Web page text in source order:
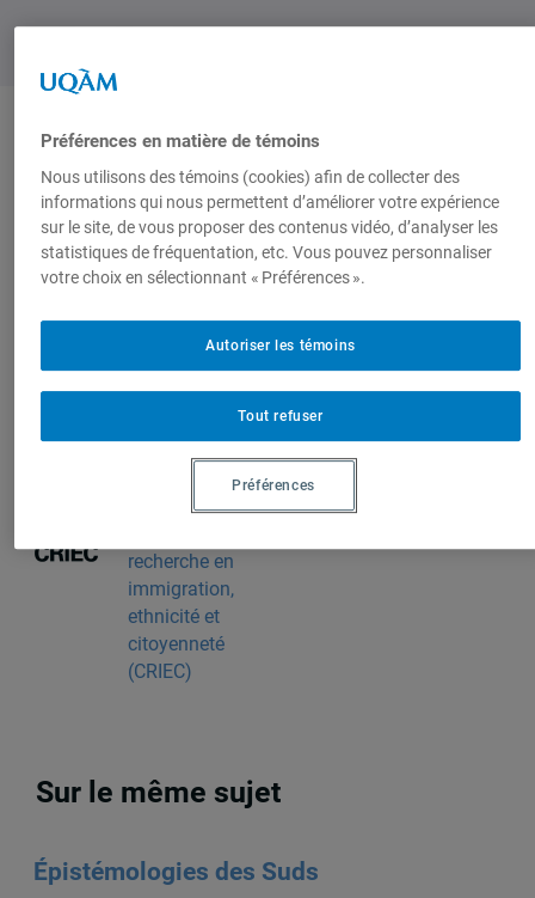
Auteurs-trices
Sid
Ahmed
recherche en
immigration,
ethnicité et
citoyenneté
(CRIEC)
Sur le même sujet
Épistémologies des Suds
Préférences en matière de témoins
Nous utilisons des témoins (cookies) afin de collecter des
informations qui nous permettent d’améliorer votre expérience
sur le site, de vous proposer des contenus vidéo, d’analyser les
statistiques de fréquentation, etc. Vous pouvez personnaliser
votre choix en sélectionnant « Préférences ».
Tout refuser
Autoriser les témoins
Préférences